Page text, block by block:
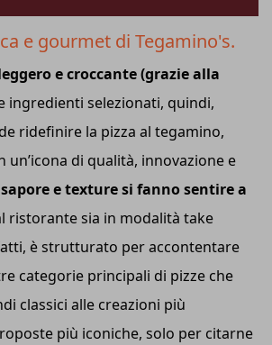
e gourmet di Tegamino's.
e croccante (grazie alla
ingredienti selezionati, quindi,
ridefinire la pizza al tegamino,
di qualità, innovazione e
sapore e texture si fanno sentire a
ristorante sia in modalità take
è strutturato per accontentare
categorie principali di pizze che
classici alle creazioni più
più iconiche, solo per citarne